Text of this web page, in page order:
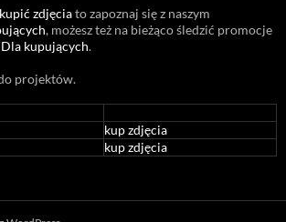
zdjęciato zapoznaj się z naszym
, możesz też na bieżąco śledzić promocje
Dla kupujących.
projektów.
kup zdjęcia
kup zdjęcia